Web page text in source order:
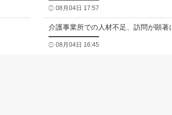
08月04日 17:57
介護事業所での人材不足、訪問が顕著
08月04日 16:45